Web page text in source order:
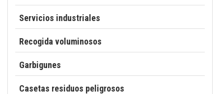
Servicios industriales
Recogida voluminosos
Garbigunes
Casetas residuos peligrosos